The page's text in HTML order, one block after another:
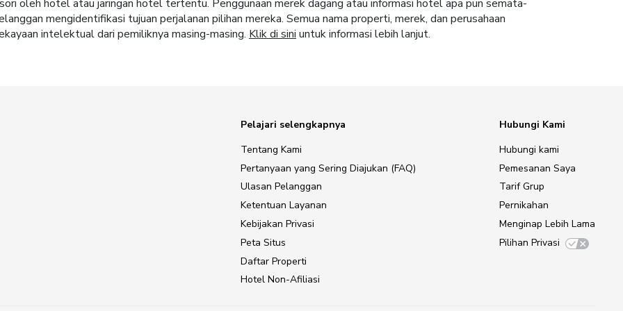
oleh hotel atau jaringan hotel tertentu. Penggunaan merek dagang atau informasi hotel apa pun semata-
mengidentifikasi tujuan perjalanan pilihan mereka. Semua nama properti, merek, dan perusahaan
intelektual dari pemiliknya masing-masing. Klik di sini untuk informasi lebih lanjut.
Pelajari selengkapnya
Tentang Kami
Pertanyaan yang Sering Diajukan (FAQ)
Ulasan Pelanggan
Ketentuan Layanan
Kebijakan Privasi
Peta Situs
Daftar Properti
Hotel Non-Afiliasi
Hubungi Kami
Hubungi kami
Pemesanan Saya
Tarif Grup
Pernikahan
Menginap Lebih Lama
Pilihan Privasi